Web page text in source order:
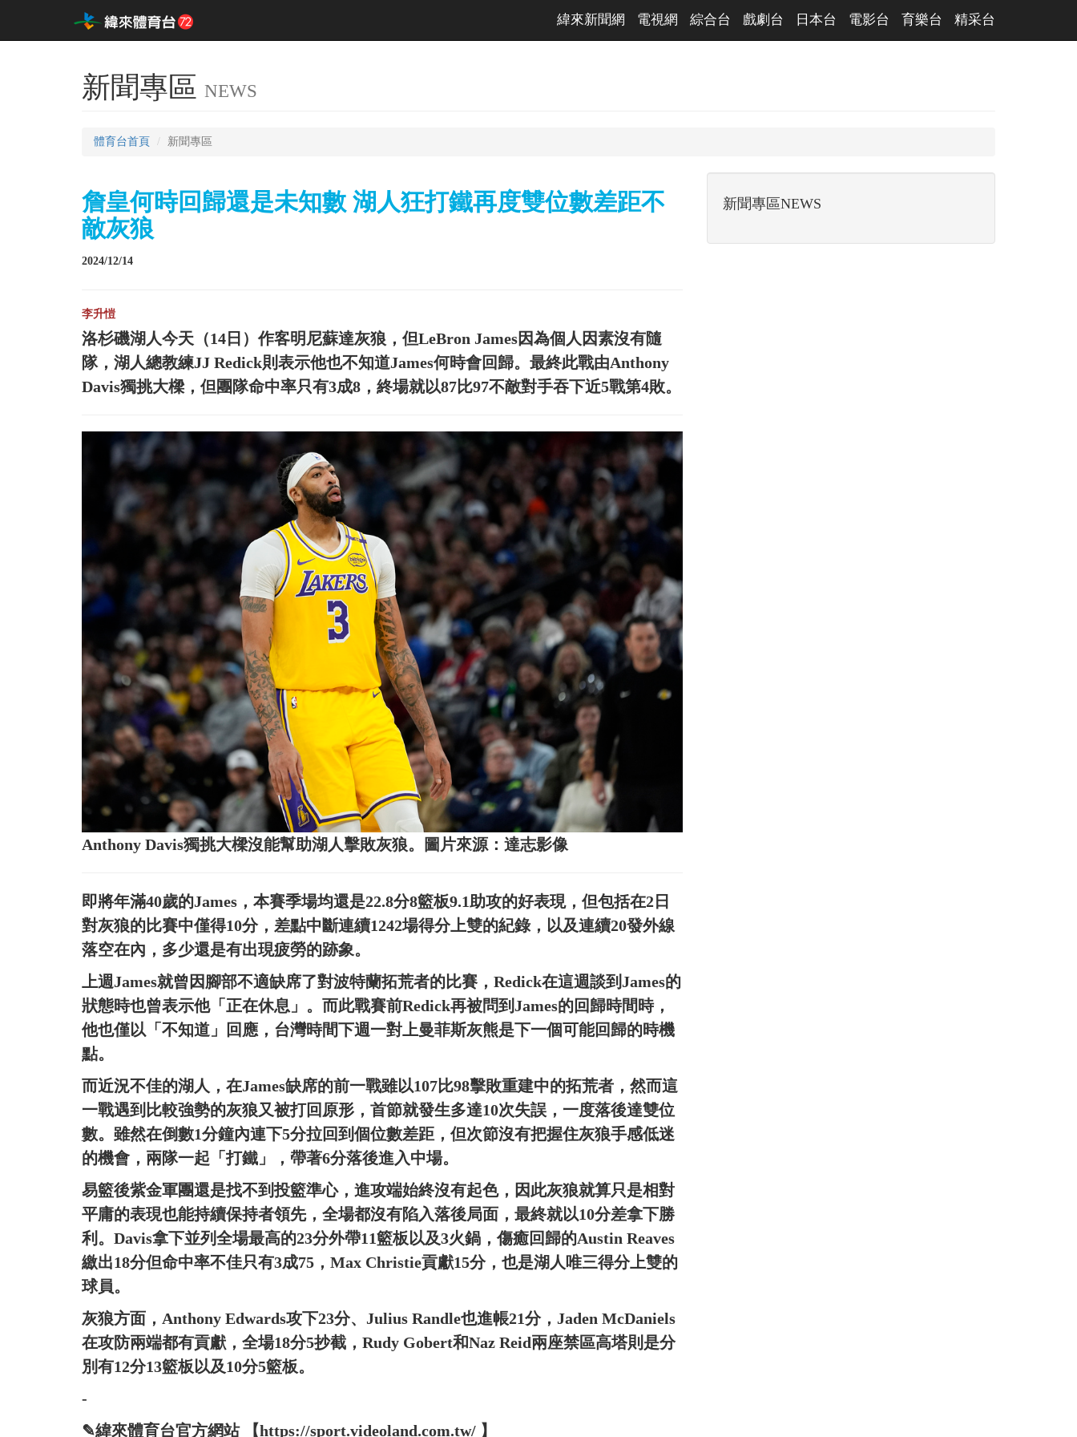
緯來新聞網 電視網 綜合台 戲劇台 日本台 電影台 育樂台 精采台
新聞專區 NEWS
體育台首頁 新聞專區
詹皇何時回歸還是未知數 湖人狂打鐵再度雙位數差距不
敵灰狼
2024/12/14
李升愷
洛杉磯湖人今天（14日）作客明尼蘇達灰狼，但LeBron James因為個人因素沒有隨
隊，湖人總教練JJ Redick則表示他也不知道James何時會回歸。最終此戰由Anthony
Davis獨挑大樑，但團隊命中率只有3成8，終場就以87比97不敵對手吞下近5戰第4敗。
Anthony Davis獨挑大樑沒能幫助湖人擊敗灰狼。圖片來源：達志影像
即將年滿40歲的James，本賽季場均還是22.8分8籃板9.1助攻的好表現，但包括在2日
對灰狼的比賽中僅得10分，差點中斷連續1242場得分上雙的紀錄，以及連續20發外線
落空在內，多少還是有出現疲勞的跡象。
上週James就曾因腳部不適缺席了對波特蘭拓荒者的比賽，Redick在這週談到James的
狀態時也曾表示他「正在休息」。而此戰賽前Redick再被問到James的回歸時間時，
他也僅以「不知道」回應，台灣時間下週一對上曼菲斯灰熊是下一個可能回歸的時機
點。
而近況不佳的湖人，在James缺席的前一戰雖以107比98擊敗重建中的拓荒者，然而這
一戰遇到比較強勢的灰狼又被打回原形，首節就發生多達10次失誤，一度落後達雙位
數。雖然在倒數1分鐘內連下5分拉回到個位數差距，但次節沒有把握住灰狼手感低迷
的機會，兩隊一起「打鐵」，帶著6分落後進入中場。
易籃後紫金軍團還是找不到投籃準心，進攻端始終沒有起色，因此灰狼就算只是相對
平庸的表現也能持續保持者領先，全場都沒有陷入落後局面，最終就以10分差拿下勝
利。Davis拿下並列全場最高的23分外帶11籃板以及3火鍋，傷癒回歸的Austin Reaves
繳出18分但命中率不佳只有3成75，Max Christie貢獻15分，也是湖人唯三得分上雙的
球員。
灰狼方面，Anthony Edwards攻下23分、Julius Randle也進帳21分，Jaden McDaniels
在攻防兩端都有貢獻，全場18分5抄截，Rudy Gobert和Naz Reid兩座禁區高塔則是分
別有12分13籃板以及10分5籃板。
-
✎緯來體育台官方網站 【https://sport.videoland.com.tw/ 】
新聞專區NEWS